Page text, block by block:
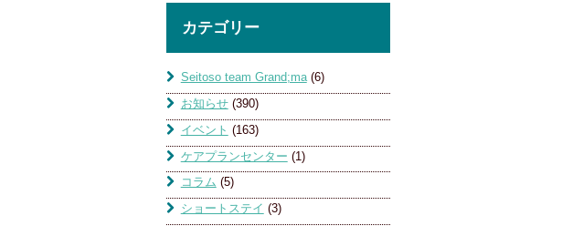
カテゴリー
Seitoso team Grand;ma(6)
お知らせ(390)
イベント (163)
ケアプランセンター (1)
コラム (5)
ショートステイ (3)